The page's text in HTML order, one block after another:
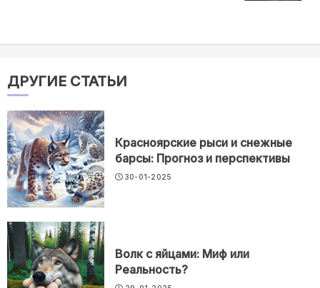
ДРУГИЕ СТАТЬИ
Красноярские рыси и снежные
барсы: Прогноз и перспективы
30-01-2025
Волк с яйцами: Миф или
Реальность?